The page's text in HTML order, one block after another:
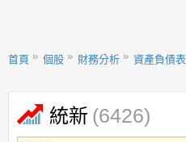
首頁 個股 財務分析 資產負債表
統新 (6426)